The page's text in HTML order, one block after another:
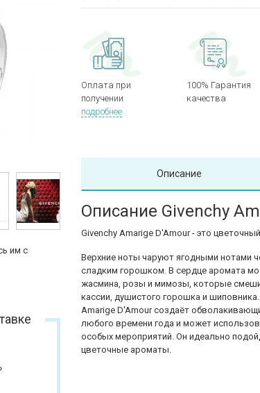
им с
Оплата при
получении
подробнее
100% Гарантия
качества
Описание
Описание Givenchy
Givenchy Amarige D'Amour - это
Верхние ноты чаруют ягодными нотами
сладким горошком. В сердце аромата
жасмина, розы и мимозы, которые
кассии, душистого горошка и
Amarige D'Amour создаёт
любого времени года и может
особых мероприятий. Он идеально
цветочные ароматы.